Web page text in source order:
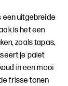
een uitgebreide
is het een
zoals tapas,
je palet
in een mooi
frisse tonen